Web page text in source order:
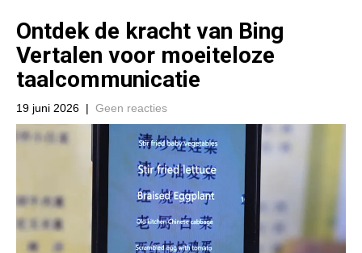
Ontdek de kracht van Bing
Vertalen voor moeiteloze
taalcommunicatie
19 juni 2026 | Geen reacties